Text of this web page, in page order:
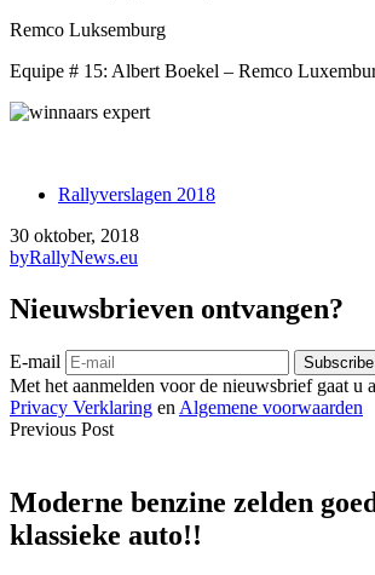
Remco Luksemburg
Equipe # 15: Albert Boekel – Remco
Rallyverslagen 2018
30 oktober, 2018
byRallyNews.eu
Nieuwsbrieven ontvangen?
E-mail Subscribe
Met het aanmelden voor de nieuwsbrief gaat u
Privacy Verklaring en Algemene voorwaarden
Previous Post
Moderne benzine zelden
klassieke auto!!